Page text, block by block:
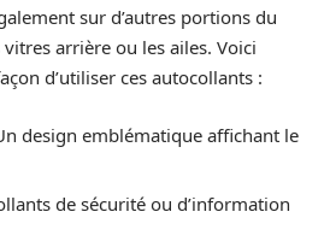
sur d’autres portions du
arrière ou les ailes. Voici
d’utiliser ces autocollants :
design emblématique affichant le
de sécurité ou d’information